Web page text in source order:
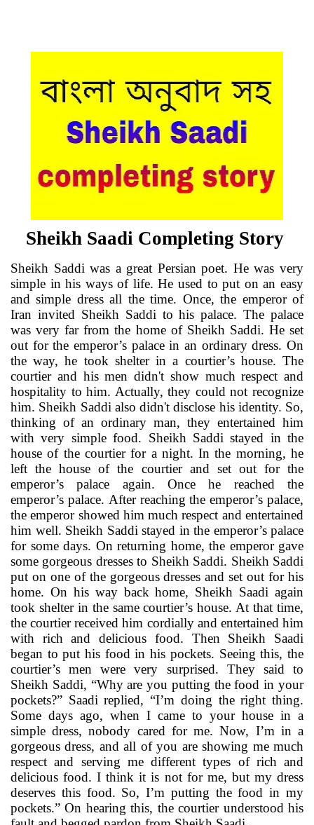
Sheikh Saadi Completing Story
Sheikh Saddi was a great Persian poet. He was very
simple in his ways of life. He used to put on an easy
and simple dress all the time. Once, the emperor of
Iran invited Sheikh Saddi to his palace. The palace
was very far from the home of Sheikh Saddi. He set
out for the emperor’s palace in an ordinary dress. On
the way, he took shelter in a courtier’s house. The
courtier and his men didn't show much respect and
hospitality to him. Actually, they could not recognize
him. Sheikh Saddi also didn't disclose his identity. So,
thinking of an ordinary man, they entertained him
with very simple food. Sheikh Saddi stayed in the
house of the courtier for a night. In the morning, he
left the house ofthe courtier and set out for the
emperor’s palace again. Once he reached the
emperor’s palace. After reaching the emperor’s palace,
theemperorshowed him much respect and entertained
him well. Sheikh Saddi stayed in the emperor’s palace
for some days. On returning home, the emperor gave
some gorgeous dresses to Sheikh Saddi. Sheikh Saddi
put on one of the gorgeous dresses and set out for his
home. On his way back home, Sheikh Saadi again
took shelter in the same courtier’s house. At that time,
the courtier received him cordially and entertained him
with rich and delicious food. Then Sheikh Saadi
began to put his food in his pockets. Seeing this, the
courtier’s men were very surprised. They said to
Sheikh Saddi, “Why are you putting the food in your
pockets?” Saadi replied, “I’m doing the right thing.
Some days ago, when I came to your house in a
simple dress, nobody cared for me. Now, I’m in a
gorgeous dress, and all of you are showing me much
respect and serving me different types of rich and
delicious food. I think it is not for me, but my dress
deserves this food. So, I’m putting the food in my
pockets.” On hearing this, thecourtierunderstood his